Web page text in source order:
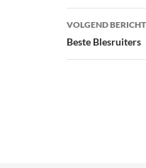
VOLGEND BERICHT
Beste Blesruiters